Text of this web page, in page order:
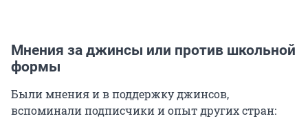
Мнения за джинсы или против школьной
формы
Были мнения и в поддержку джинсов,
вспоминали подписчики и опыт других стран: